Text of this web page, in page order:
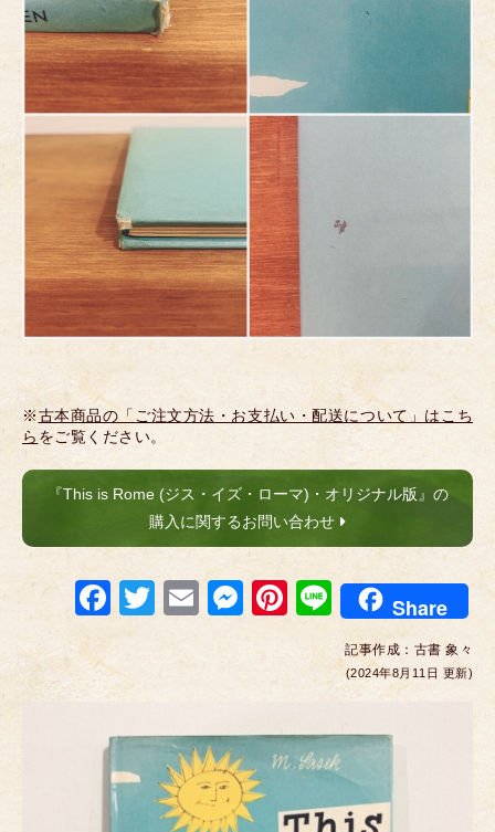
※古本商品の「ご注文方法・お支払い・配送について」はこち
ら をご覧ください。
『This is Rome (ジス・イズ・ローマ)・オリジナル版』の
購入に関するお問い合わせ
F
a
b
o
o
T E
ail
M
e
n
g
er
Pi
er
st
Li
n
e
Share
記事作成： 古書 象々
(2024年8月11日 更新)